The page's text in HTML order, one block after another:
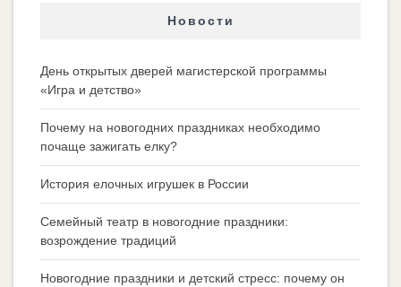
Новости
День открытых дверей магистерской программы
«Игра и детство»
Почему на новогодних праздниках необходимо
почаще зажигать елку?
История елочных игрушек в России
Семейный театр в новогодние праздники:
возрождение традиций
Новогодние праздники и детский стресс: почему он